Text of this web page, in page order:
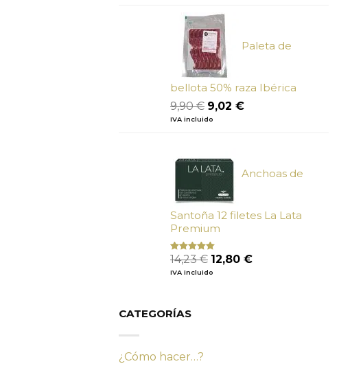
era:
5,50 €.
Paleta de
bellota 50% raza Ibérica
9,90€ El
precio
9,90 €.
9,02 €El
IVA incluido
Anchoas de
Santoña 12 filetes La Lata
Premium
Valorado
con
de 5
14,23€ El
precio
12,80 €El
IVA incluido
CATEGORÍAS
¿Cómo hacer…?